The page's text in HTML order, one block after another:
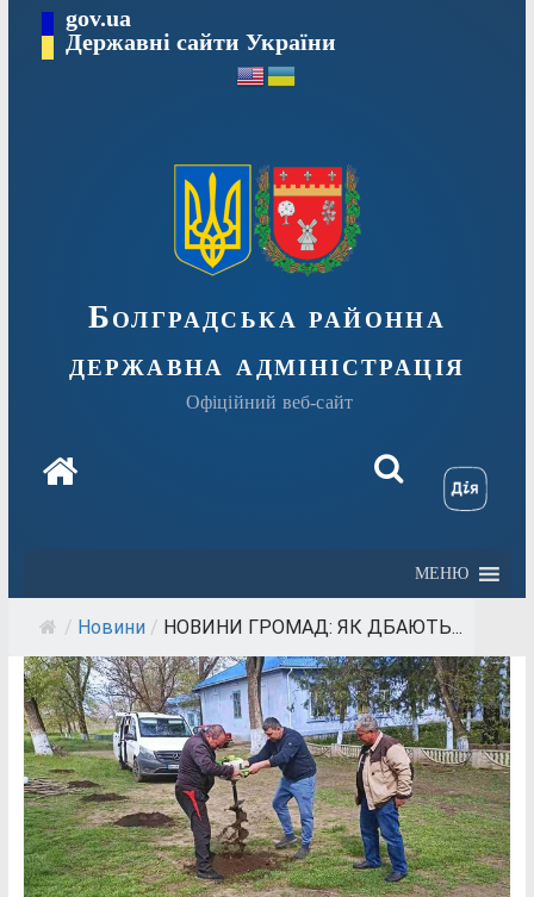
Перейтиgov.ua
Державні сайти України
Болградська районна
державна адміністрація
Офіційний веб-сайт
МЕНЮ
/ Новини / НОВИНИ ГРОМАД: ЯК ДБАЮТЬ...